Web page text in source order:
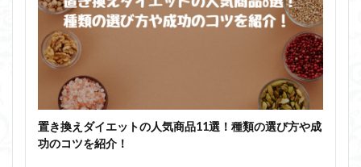
置き換えダイエットの人気商品11選！種類の選び方や成
功のコツを紹介！